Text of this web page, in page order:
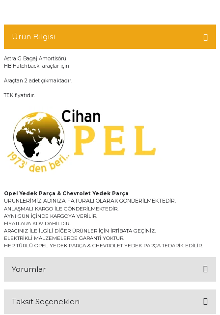
Ürün Bilgisi
Astra G Bagaj Amortisörü
HB Hatchback araçlar için
Araçtan 2 adet çıkmaktadır.
TEK fiyatıdır.
Opel Yedek Parça & Chevrolet Yedek Parça
ÜRÜNLERİMİZ ADINIZA FATURALI OLARAK GÖNDERİLMEKTEDİR.
ANLAŞMALI KARGO İLE GÖNDERİLMEKTEDİR.
AYNI GÜN İÇİNDE KARGOYA VERİLİR.
FİYATLARA KDV DAHİLDİR..
ARACINIZ İLE İLGİLİ DİĞER ÜRÜNLER İÇİN İRTİBATA GEÇİNİZ.
ELEKTRİKLİ MALZEMELERDE GARANTİ YOKTUR.
HER TÜRLÜ OPEL YEDEK PARÇA & CHEVROLET YEDEK PARÇA TEDARİK EDİLİR.
Yorumlar
Taksit Seçenekleri